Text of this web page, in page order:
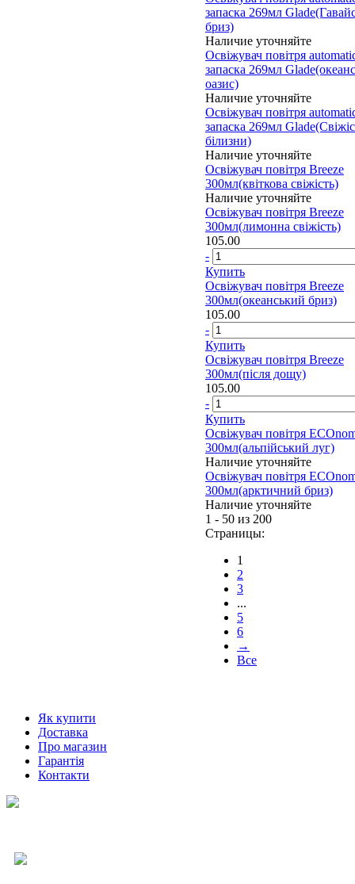
запаска 269мл
бриз)
Наличие уточняйте
Освіжувач повітря
запаска 269мл
оазис)
Наличие уточняйте
Освіжувач повітря
запаска 269мл
білизни)
Наличие уточняйте
Освіжувач повітря Breeze
300мл(квіткова свіжість)
Наличие уточняйте
Освіжувач повітря Breeze
300мл(лимонна свіжість)
105.00
-
Купить
Освіжувач повітря Breeze
300мл(океанський бриз)
105.00
-
Купить
Освіжувач повітря Breeze
300мл(після дощу)
105.00
-
Купить
Освіжувач повітря
300мл(альпійський луг)
Наличие уточняйте
Освіжувач повітря
300мл(арктичний бриз)
Наличие уточняйте
1 - 50 из 200
Страницы:
1
2
3
...
5
6
→
Все
Як купити
Доставка
Про магазин
Гарантія
Контакти